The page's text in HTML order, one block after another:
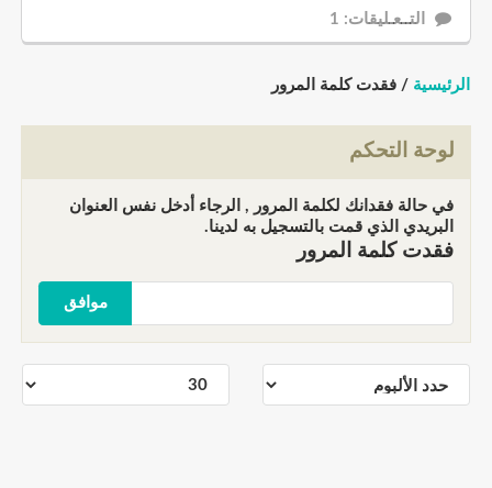
التــعـليقات: 1
الرئيسية / فقدت كلمة المرور
لوحة التحكم
في حالة فقدانك لكلمة المرور , الرجاء أدخل نفس العنوان
البريدي الذي قمت بالتسجيل به لدينا.
فقدت كلمة المرور
موافق